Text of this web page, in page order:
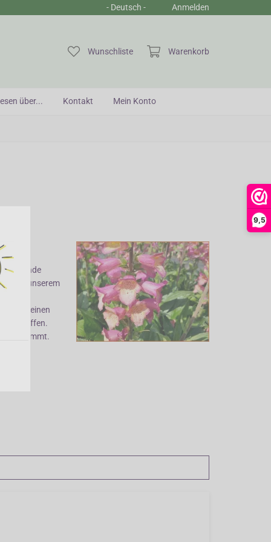
9,5
- Deutsch - Anmelden
Wunschliste Warenkorb
über... Kontakt Mein Konto
blühende
in unserem
einen
bekommt.